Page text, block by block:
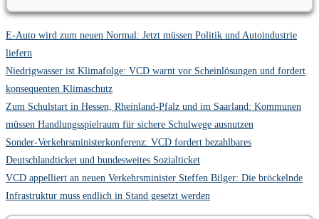
E-Auto wird zum neuen Normal: Jetzt müssen Politik und Autoindustrie
liefern
Niedrigwasser ist Klimafolge: VCD warnt vor Scheinlösungen und fordert
konsequenten Klimaschutz
Zum Schulstart in Hessen, Rheinland-Pfalz und im Saarland: Kommunen
müssen Handlungsspielraum für sichere Schulwege ausnutzen
Sonder-Verkehrsministerkonferenz: VCD fordert bezahlbares
Deutschlandticket und bundesweites Sozialticket
VCD appelliert an neuen Verkehrsminister Steffen Bilger: Die bröckelnde
Infrastruktur muss endlich in Stand gesetzt werden